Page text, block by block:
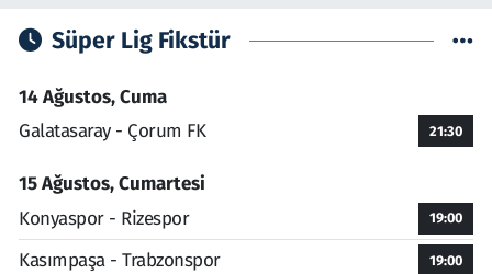
Süper Lig Fikstür
14 Ağustos, Cuma
Galatasaray - Çorum FK
21:30
15 Ağustos, Cumartesi
Konyaspor - Rizespor
19:00
Kasımpaşa - Trabzonspor 19:00